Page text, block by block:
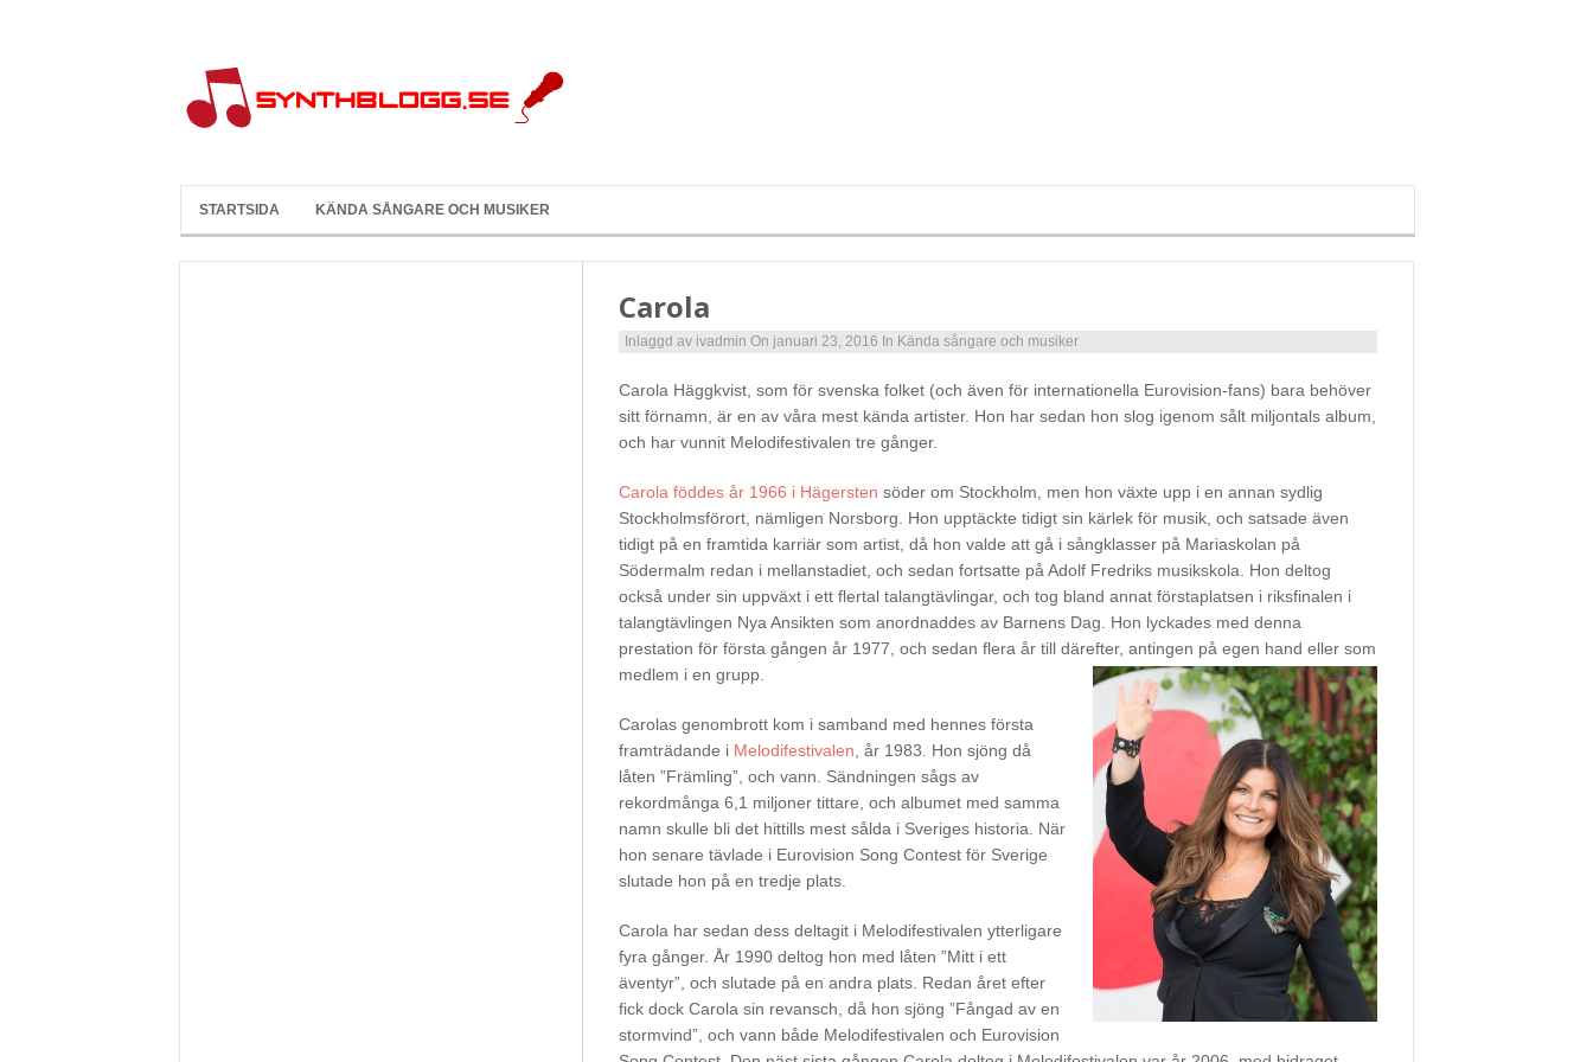
STARTSIDA KÄNDA SÅNGARE OCH MUSIKER
Carola
Inlaggd av ivadmin On januari 23, 2016 In Kända sångare och musiker
Carola Häggkvist, som för svenska folket (och även för internationella Eurovision-fans) bara behöver
sitt förnamn, är en av våra mest kända artister. Hon har sedan hon slog igenom sålt miljontals album,
och har vunnit Melodifestivalen tre gånger.
Carola föddes år 1966 i Hägersten söder om Stockholm, men hon växte upp i en annan sydlig
Stockholmsförort, nämligen Norsborg. Hon upptäckte tidigt sin kärlek för musik, och satsade även
tidigt på en framtida karriär som artist, då hon valde att gå i sångklasser på Mariaskolan på
Södermalm redan i mellanstadiet, och sedan fortsatte på Adolf Fredriks musikskola. Hon deltog
också under sin uppväxt i ett flertal talangtävlingar, och tog bland annat förstaplatsen i riksfinalen i
talangtävlingen Nya Ansikten som anordnaddes av Barnens Dag. Hon lyckades med denna
prestation för första gången år 1977, och sedan flera år till därefter, antingen på egen hand eller som
medlem i en grupp.
Carolas genombrott kom i samband med hennes första
framträdande i Melodifestivalen , år 1983. Hon sjöng då
låten ”Främling”, och vann. Sändningen sågs av
rekordmånga 6,1 miljoner tittare, och albumet med samma
namn skulle bli det hittills mest sålda i Sveriges historia. När
hon senare tävlade i Eurovision Song Contest för Sverige
slutade hon på en tredje plats.
Carola har sedan dess deltagit i Melodifestivalen ytterligare
fyra gånger. År 1990 deltog hon med låten ”Mitt i ett
äventyr”, och slutade på en andra plats. Redan året efter
fick dock Carola sin revansch, då hon sjöng ”Fångad av en
stormvind”, och vann både Melodifestivalen och Eurovision